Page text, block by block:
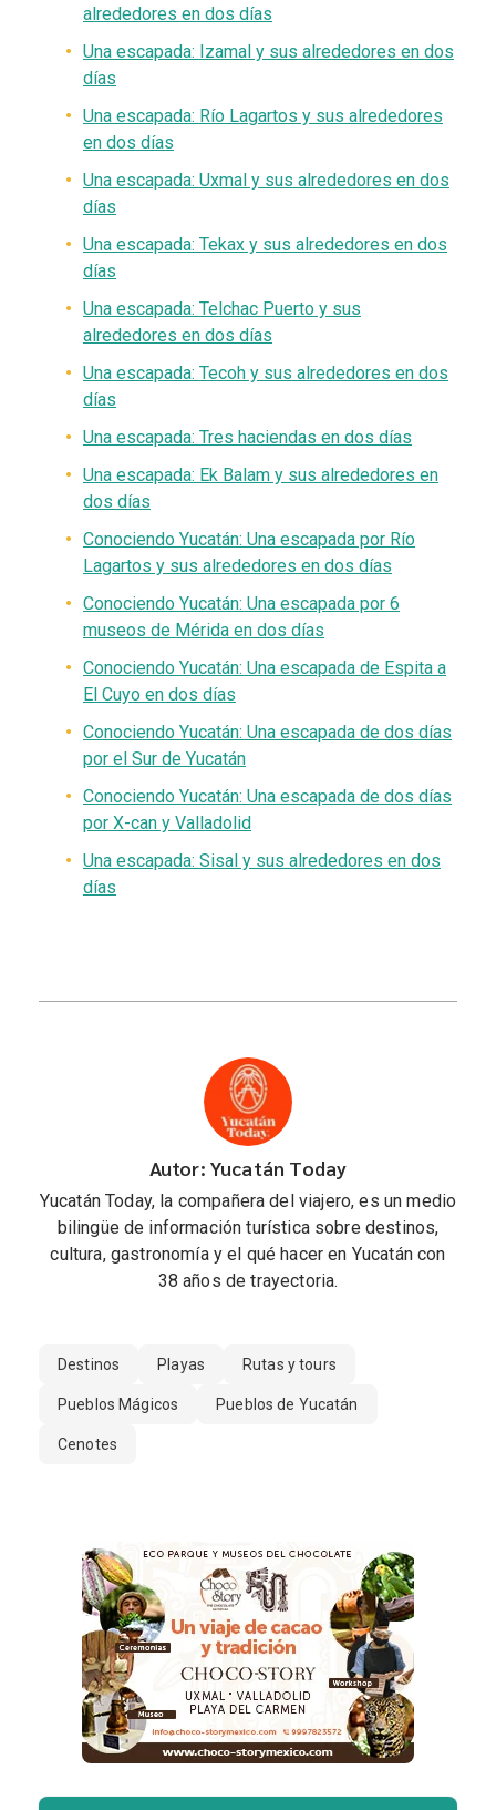
alrededores en dos días
Una escapada: Izamal y sus alrededores en dos
días
Una escapada: Río Lagartos y sus alrededores
en dos días
Una escapada: Uxmal y sus alrededores en dos
días
Una escapada: Tekax y sus alrededores en dos
días
Una escapada: Telchac Puerto y sus
alrededores en dos días
Una escapada: Tecoh y sus alrededores en dos
días
Una escapada: Tres haciendas en dos días
Una escapada: Ek Balam y sus alrededores en
dos días
Conociendo Yucatán: Una escapada por Río
Lagartos y sus alrededores en dos días
Conociendo Yucatán: Una escapada por 6
museos de Mérida en dos días
Conociendo Yucatán: Una escapada de Espita a
El Cuyo en dos días
Conociendo Yucatán: Una escapada de dos días
por el Sur de Yucatán
Conociendo Yucatán: Una escapada de dos días
por X-can y Valladolid
Una escapada: Sisal y sus alrededores en dos
días
Autor: Yucatán Today
Yucatán Today, la compañera del viajero, es un medio
bilingüe de información turística sobre destinos,
cultura, gastronomía y el qué hacer en Yucatán con
38 años de trayectoria.
Destinos Playas Rutas y tours
Pueblos Mágicos Pueblos de Yucatán
Cenotes